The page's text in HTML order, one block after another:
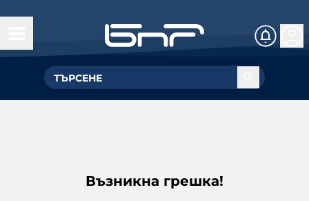
Възникна грешка!